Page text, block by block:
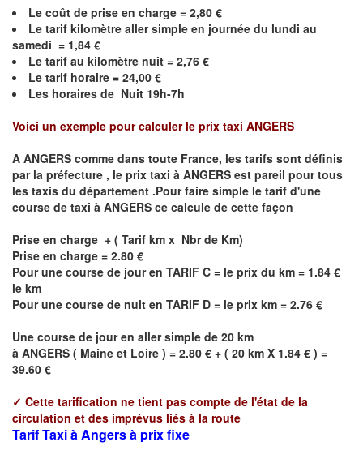
Le coût de prise en charge = 2,80 €
Le tarif kilomètre aller simple en journée du lundi au
samedi = 1,84 €
Le tarif au kilomètre nuit = 2,76 €
Le tarif horaire = 24,00 €
Les horaires de Nuit 19h-7h
Voici un exemple pour calculer le prix taxi ANGERS
A ANGERS comme dans toute France, les tarifs sont définis
par la préfecture , le prix taxi à ANGERS est pareil pour tous
les taxis du département .Pour faire simple le tarif d'une
course de taxi à ANGERS ce calcule de cette façon
Prise en charge + ( Tarif km x Nbr de Km)
Prise en charge = 2.80 €
Pour une course de jour en TARIF C = le prix du km = 1.84 €
le km
Pour une course de nuit en TARIF D = le prix km = 2.76 €
Une course de jour en aller simple de 20 km
à ANGERS ( Maine et Loire ) = 2.80 € + ( 20 km X 1.84 € ) =
39.60 €
✓ Cette tarification ne tient pas compte de l'état de la
circulation et des imprévus liés à la route
Tarif Taxi à Angers à prix fixe